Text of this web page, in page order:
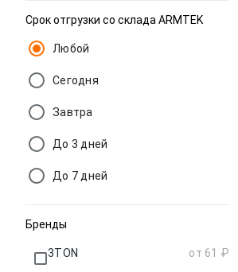
Срок отгрузки со склада ARMTEK
Любой
Сегодня
Завтра
До 3 дней
До 7 дней
Бренды
3TON от 61 ₽